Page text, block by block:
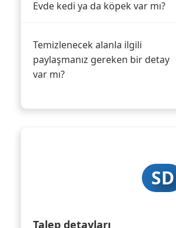
Evde kedi ya da köpek var mı?
Temizlenecek alanla ilgili
paylaşmanız gereken bir detay
var mı?
SD
Talep detayları